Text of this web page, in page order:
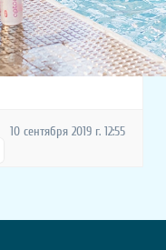
10 сентября 2019 г. 12:55